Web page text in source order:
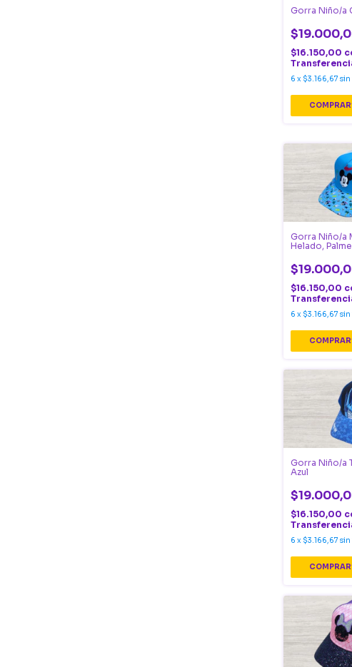
Gorra Niño/a
$16.150,00
6 x $3.166,67 sin
Gorra Niño/a
Helado,
$16.150,00
6 x $3.166,67 sin
Gorra Niño/a
Azul
$16.150,00
6 x $3.166,67 sin